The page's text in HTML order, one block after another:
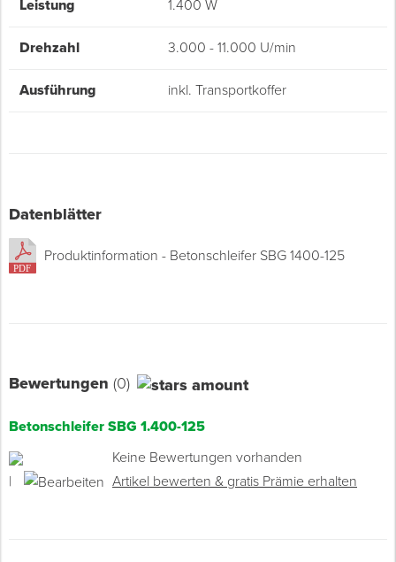
Leistung 1.400 W
Drehzahl 3.000 - 11.000 U/min
Ausführung inkl. Transportkoffer
Datenblätter
Produktinformation - Betonschleifer SBG 1400-125
Bewertungen (0)
Betonschleifer SBG 1.400-125
Keine Bewertungen vorhanden
|
Artikel bewerten & gratis Prämie erhalten